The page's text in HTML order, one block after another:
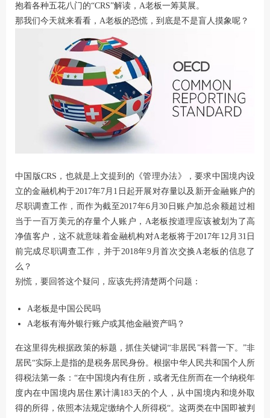
抱着各种五花八门的“CRS”解读，A老板一筹莫展。
那我们今天就来看看，A老板的恐慌，到底是不是盲人摸象呢？
中国版CRS，也就是上文提到的《管理办法》，要求中国境内设
立的金融机构于2017年7月1日起开展对存量以及新开金融账户的
尽职调查工作，而作为截至2017年6月30日账户加总余额超过相
当于一百万美元的存量个人账户，A老板按道理应该被划为了高
净值客户，这不就意味着金融机构对A老板将于2017年12月31日
前完成尽职调查工作，并于2018年9月首次交换A老板的信息了
么？
别慌，要回答这个疑问，应该先捋清楚两个问题：
A老板是中国公民吗
A老板有海外银行账户或其他金融资产吗？
在这里得先根据政策的标题，抓住关键词“非居民”科普一下。”非
居民“实际上是指的是税务居民身份。根据中华人民共和国个人所
得税法第一条：“在中国境内有住所，或者无住所而在一个纳税年
度内在中国境内居住累计满183天的个人，从中国境内和境外取
得的所得，依照本法规定缴纳个人所得税“。这两类在中国即被判